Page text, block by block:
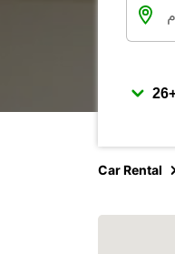
Car Rental